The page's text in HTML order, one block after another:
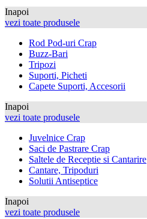
Inapoi
vezi toate produsele
Rod Pod-uri Crap
Buzz-Bari
Tripozi
Suporti, Picheti
Capete Suporti, Accesorii
Inapoi
vezi toate produsele
Juvelnice Crap
Saci de Pastrare Crap
Saltele de Receptie si Cantarire
Cantare, Tripoduri
Solutii Antiseptice
Inapoi
vezi toate produsele